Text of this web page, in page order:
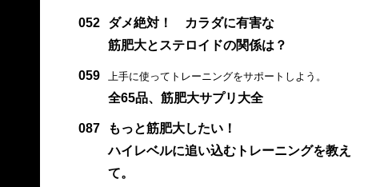
052
ダメ絶対！ カラダに有害な
筋肥大とステロイドの関係は？
059 上手に使ってトレーニングをサポートしよう。
全65品、筋肥大サプリ大全
087
もっと筋肥大したい！
ハイレベルに追い込むトレーニングを教え
て。